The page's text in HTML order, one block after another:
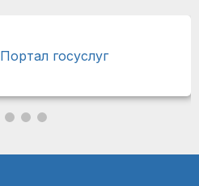
Портал госуслуг